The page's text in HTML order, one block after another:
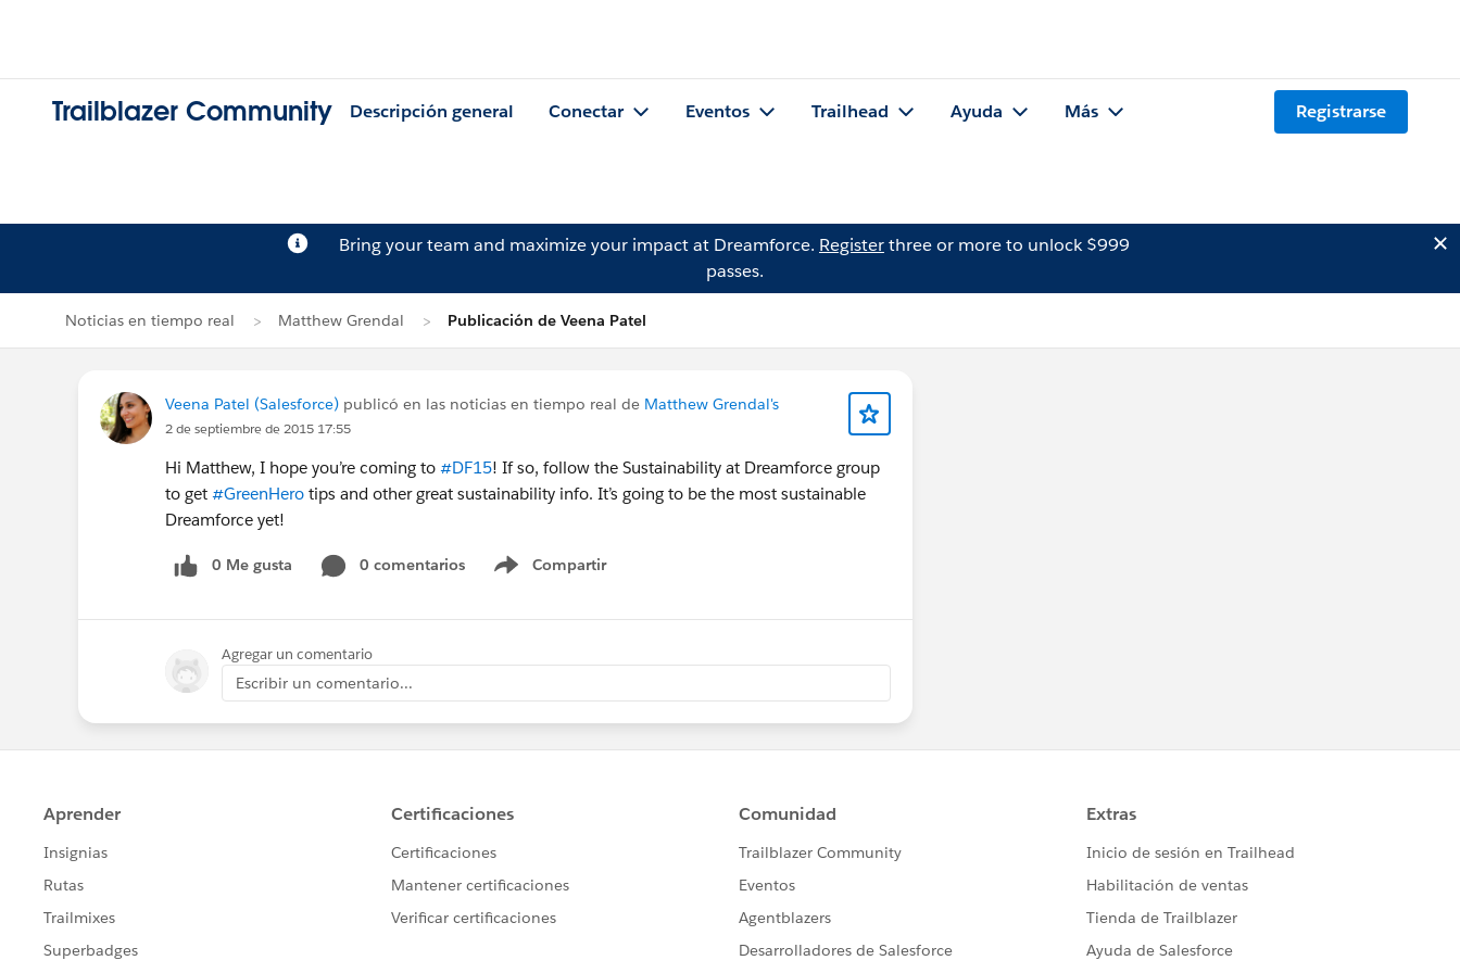
Trailblazer Community Descripción general Conectar Eventos Trailhead Ayuda Más Registrarse
Bring your team and maximize your impact at Dreamforce. Registerthree or more to unlock $999
passes.
Noticias en tiempo real Matthew Grendal Publicación de Veena Patel
Veena Patel (Salesforce) publicó en las noticias en tiempo real de Matthew Grendal's
2 de septiembre de 2015 17:55
Hi Matthew, I hope you’re coming to #DF15! If so, follow the Sustainability at Dreamforce group
to get #GreenHero tips and other great sustainability info. It’s going to be the most sustainable
Dreamforce yet!
0 Me gusta 0 comentarios Compartir
Show menu
Agregar un comentario
Escribir un comentario...